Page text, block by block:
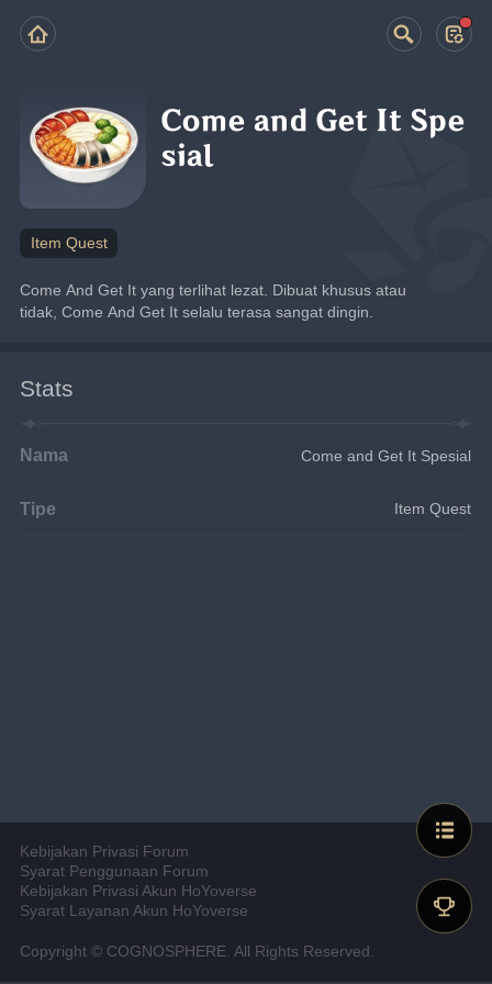
Come and Get It Spe
sial
Item Quest
Come And Get It yang terlihat lezat. Dibuat khusus atau
tidak, Come And Get It selalu terasa sangat dingin.
Stats
Nama Come and Get It Spesial
Tipe Item Quest
Kebijakan Privasi Forum
Syarat Penggunaan Forum
Kebijakan Privasi Akun HoYoverse
Syarat Layanan Akun HoYoverse
Copyright © COGNOSPHERE. All Rights Reserved.